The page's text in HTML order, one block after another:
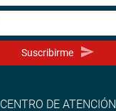
Suscribirme
CENTRO DE ATENCIÓN